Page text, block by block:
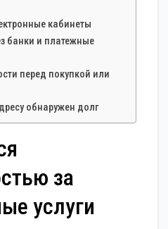
кабинеты
банки и платежные
перед покупкой или
обнаружен долг
за
услуги